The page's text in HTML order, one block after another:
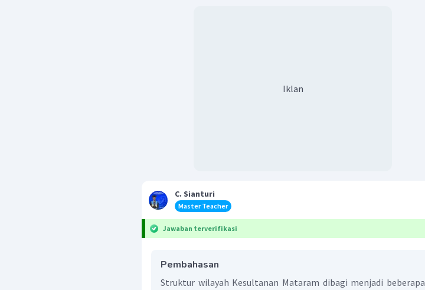
Iklan
C. Sianturi
Master Teacher
Jawaban terverifikasi
Pembahasan
Struktur wilayah Kesultanan Mataram dibagi menjadi beberapa